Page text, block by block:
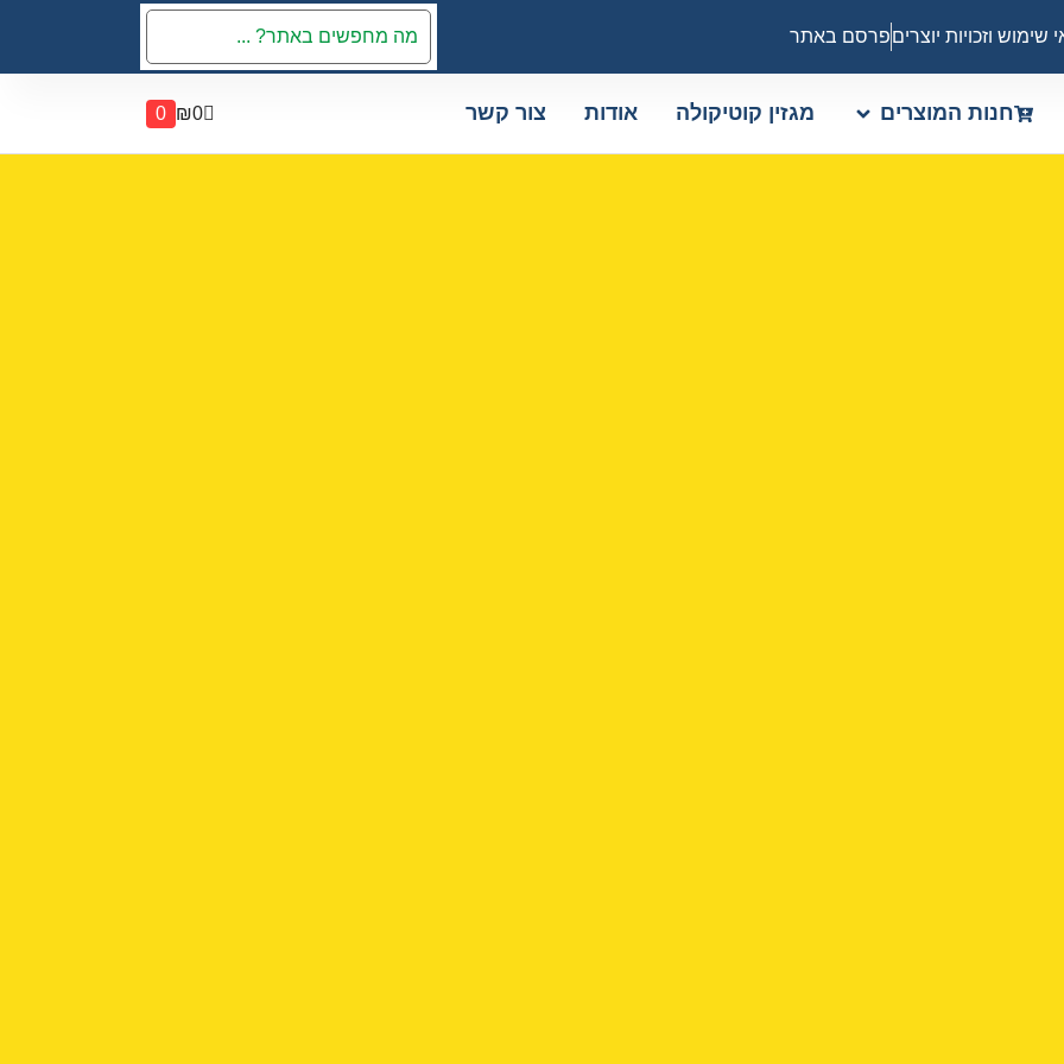
שימוש וזכויות יוצריםפרסם באתר
חנות המוצרים מגזין קוטיקולה אודות צור קשר ₪0
0